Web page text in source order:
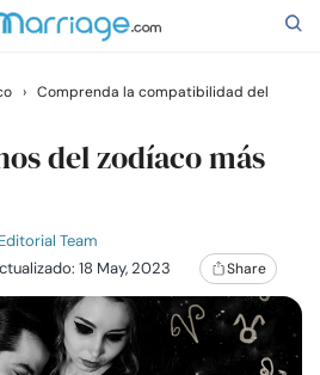
› Comprenda la compatibilidad del
del zodíaco más
Team
18 May, 2023 Share